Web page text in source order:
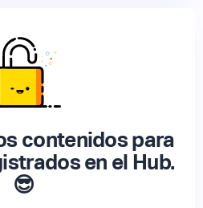
contenidos para
en el Hub.
😎